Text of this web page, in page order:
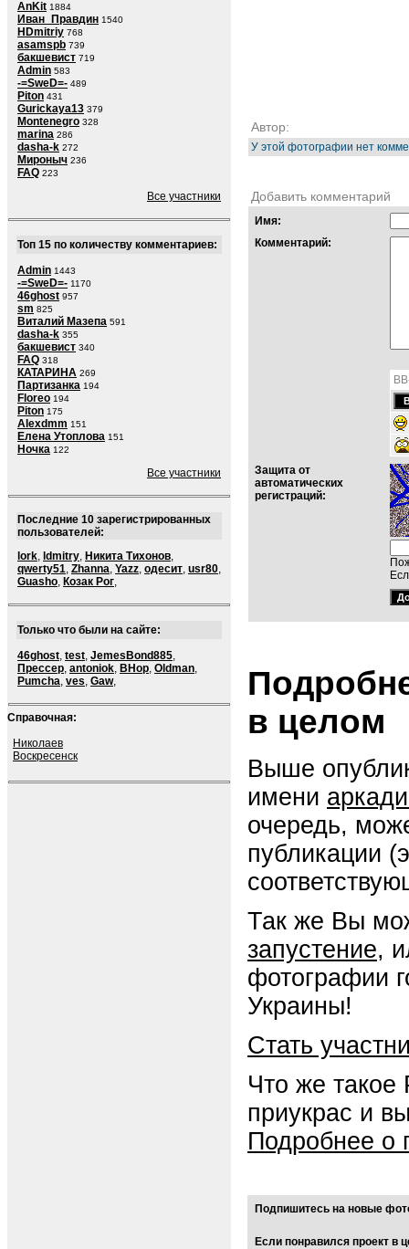
AnKit 1884
Иван_Правдин 1540
HDmitriy 768
asamspb 739
бакшевист 719
Admin 583
-=SweD=- 489
Piton 431
Gurickaya13 379
Montenegro 328
marina 286
dasha-k 272
Мироныч 236
FAQ 223
Все участники
Топ 15 по количеству комментариев:
Admin 1443
-=SweD=- 1170
46ghost 957
sm 825
Виталий Мазепа 591
dasha-k 355
бакшевист 340
FAQ 318
КАТАРИНА 269
Партизанка 194
Floreo 194
Piton 175
Alexdmm 151
Елена Утоплова 151
Ночка 122
Все участники
Последние 10 зарегистрированных
пользователей:
lork, ldmitry, Никита Тихонов,
qwerty51, Zhanna, Yazz, одесит, usr80,
Guasho, Козак Рог,
Только что были на сайте:
46ghost, test, JemesBond885,
Прессер, antoniok, BHop, Oldman,
Pumcha, ves, Gaw,
Справочная:
Николаев
Воскресенск
Автор:
У этой фотографии нет
Добавить комментарий
Имя:
Комментарий:
Защита от
автоматических
регистраций:
в целом
Выше
имени
очередь,
публикации
Так же Вы
запустение,
фотографии
Украины!
Стать
Что же такое
приукрас и
Подробнее о
Подпишитесь на новые
Если понравился проект в